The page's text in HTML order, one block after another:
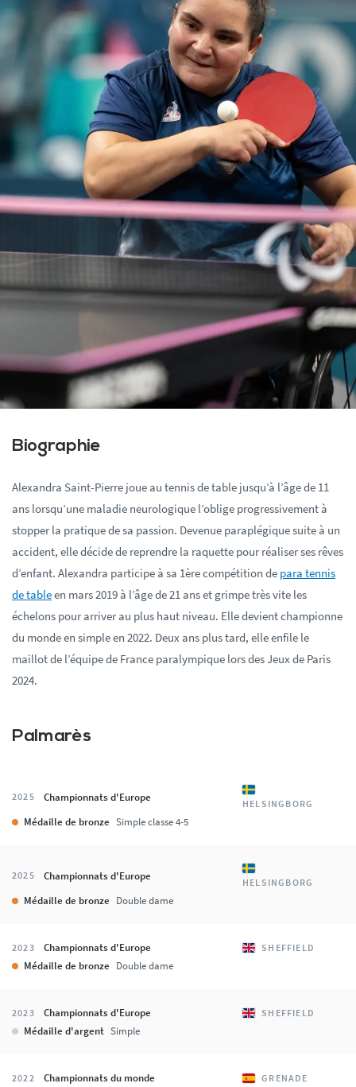
Biographie
Alexandra Saint-Pierre joue au tennis de table jusqu’à l’âge de 11
ans lorsqu’une maladie neurologique l’oblige progressivement à
stopper la pratique de sa passion. Devenue paraplégique suite à un
accident, elle décide de reprendre la raquette pour réaliser ses rêves
d’enfant. Alexandra participe à sa 1ère compétition de para tennis
de tableen mars 2019 à l’âge de 21 ans et grimpe très vite les
échelons pour arriver au plus haut niveau. Elle devient championne
du monde en simple en 2022. Deux ans plus tard, elle enfile le
maillot de l’équipe de France paralympique lors des Jeux de Paris
2024.
Palmarès
2025 Championnats d'Europe HELSINGBORG
Médaille de bronze Simple classe 4-5
2025 Championnats d'Europe HELSINGBORG
Médaille de bronze Double dame
2023 Championnats d'Europe SHEFFIELD
Médaille de bronze Double dame
2023 Championnats d'Europe SHEFFIELD
Médaille d'argent Simple
2022 Championnats du monde GRENADE